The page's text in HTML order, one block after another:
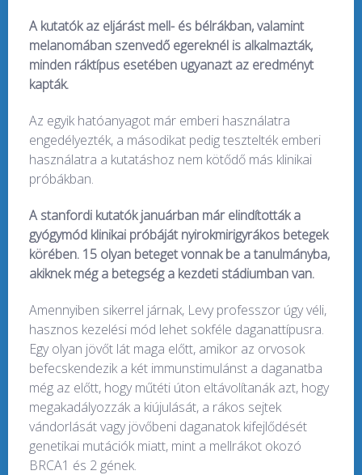
A kutatók az eljárást mell- és bélrákban, valamint
melanomában szenvedő egereknél is alkalmazták,
minden ráktípus esetében ugyanazt az eredményt
kapták.
Az egyik hatóanyagot már emberi használatra
engedélyezték, a másodikat pedig tesztelték emberi
használatra a kutatáshoz nem kötődő más klinikai
próbákban.
A stanfordi kutatók januárban már elindították a
gyógymód klinikai próbáját nyirokmirigyrákos betegek
körében. 15 olyan beteget vonnak be a tanulmányba,
akiknek még a betegség a kezdeti stádiumban van.
Amennyiben sikerrel járnak, Levy professzor úgy véli,
hasznos kezelési mód lehet sokféle daganattípusra.
Egy olyan jövőt lát maga előtt, amikor az orvosok
befecskendezik a két immunstimulánst a daganatba
még az előtt, hogy műtéti úton eltávolítanák azt, hogy
megakadályozzák a kiújulását, a rákos sejtek
vándorlását vagy jövőbeni daganatok kifejlődését
genetikai mutációk miatt, mint a mellrákot okozó
BRCA1 és 2 gének.